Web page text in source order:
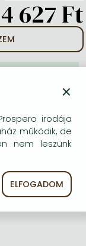
4 627 Ft
nem talál
×
irodája
működik, de
nem leszünk
ELFOGADOM